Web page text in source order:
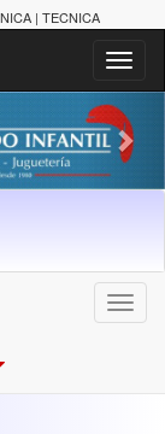
| TECNICA